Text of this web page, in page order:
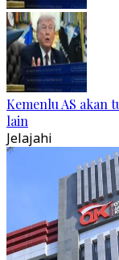
Kemenlu AS akan
lain
Jelajahi